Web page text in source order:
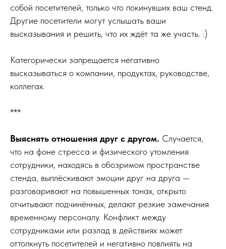
собой посетителей, только что покинувших ваш стенд.
Другие посетители могут услышать ваши
высказывания и решить, что их ждёт та же участь. :)
Категорически запрещается негативно
высказываться о компании, продуктах, руководстве,
коллегах.
***
Выяснять отношения друг с другом. Случается,
что на фоне стресса и физического утомления
сотрудники, находясь в обозримом пространстве
стенда, выплёскивают эмоции друг на друга —
разговаривают на повышенных тонах, открыто
отчитывают подчинённых, делают резкие замечания
временному персоналу. Конфликт между
сотрудниками или разлад в действиях может
оттолкнуть посетителей и негативно повлиять на